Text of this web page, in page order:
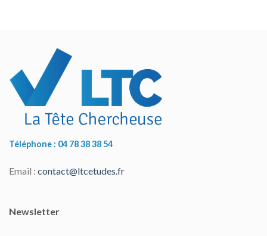
Téléphone : 04 78 38 38 54
Email : contact@ltcetudes.fr
Newsletter